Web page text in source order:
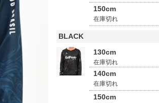
150cm
在庫切れ
BLACK
130cm
在庫切れ
140cm
在庫切れ
150cm